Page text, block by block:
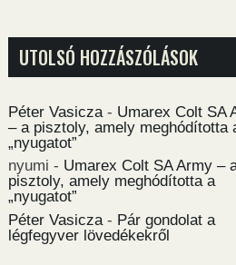
UTOLSÓ HOZZÁSZÓLÁSOK
Péter Vasicza - Umarex Colt SA
– a pisztoly, amely meghódította
„nyugatot”
nyumi - Umarex Colt SA Army –
pisztoly, amely meghódította a
„nyugatot”
Péter Vasicza - Pár gondolat a
légfegyver lövedékekről